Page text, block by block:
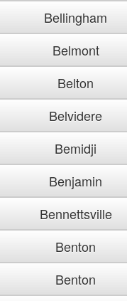
Bellingham
Belmont
Belton
Belvidere
Bemidji
Benjamin
Bennettsville
Benton
Benton